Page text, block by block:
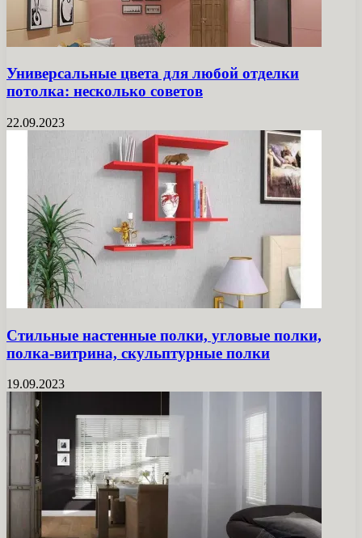
Универсальные цвета для любой отделки
потолка: несколько советов
22.09.2023
Стильные настенные полки, угловые полки,
полка-витрина, скульптурные полки
19.09.2023